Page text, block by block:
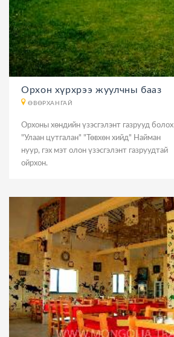
Орхон хүрхрээ жуулчны бааз
ӨВӨРХАНГАЙ
Орхоны хөндийн үзэсгэлэнт газрууд болох
"Улаан цутгалан" "Төвхөн хийд" Найман
нуур, гэх мэт олон үзэсгэлэнт газруудтай
ойрхон.